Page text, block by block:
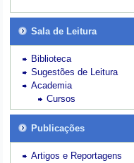
Sala de Leitura
Biblioteca
Sugestões de Leitura
Academia
Cursos
Publicações
Artigos e Reportagens